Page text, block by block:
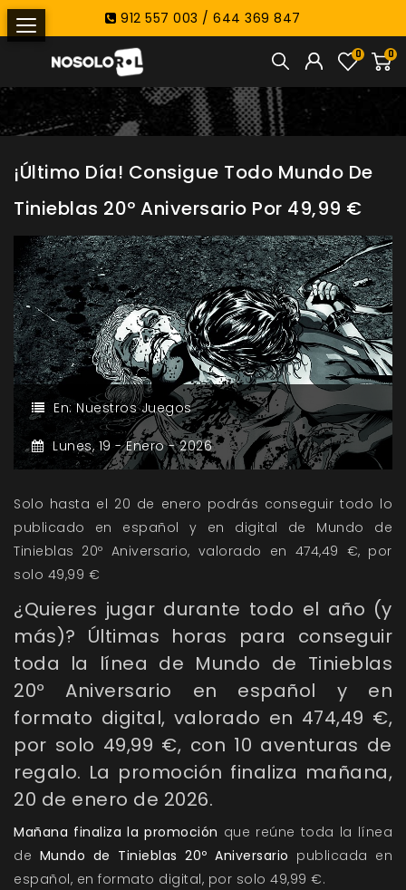
912 557 003 / 644 369 847
0
0
¡Último Día! Consigue Todo Mundo De
Tinieblas 20º Aniversario Por 49,99 €
En:Nuestros Juegos
Lunes,19 -Enero -2026
Solo hasta el 20 de enero podrás conseguir todo lo
publicado en español y en digital de Mundo de
Tinieblas 20º Aniversario, valorado en 474,49 €, por
solo 49,99 €
¿Quieres jugar durante todo el año (y
más)? Últimas horas para conseguir
toda la línea de Mundo de Tinieblas
20º Aniversario en español y en
formato digital, valorado en 474,49 €,
por solo 49,99 €, con 10 aventuras de
regalo. La promoción finaliza mañana,
20 de enero de 2026.
Mañana finaliza la promoción que reúne toda la línea
de Mundo de Tinieblas 20º Aniversario publicada en
español, en formato digital, por solo 49,99 €.